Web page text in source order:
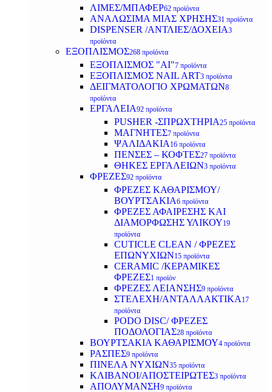
ΛΙΜΕΣ/ΜΠΑΦΕΡ62 προϊόντα
ΑΝΑΛΩΣΙΜΑ ΜΙΑΣ ΧΡΗΣΗΣ31 προϊόντα
DISPENSER /ΑΝΤΛΙΕΣ/ΔΟΧΕΙΑ3
προϊόντα
ΕΞΟΠΛΙΣΜΟΣ268 προϊόντα
ΕΞΟΠΛΙΣΜΟΣ "AI"7 προϊόντα
ΕΞΟΠΛΙΣΜΟΣ NAIL ART3 προϊόντα
ΔΕΙΓΜΑΤΟΛΟΓΙΟ ΧΡΩΜΑΤΩΝ8
προϊόντα
ΕΡΓΑΛΕΙΑ92 προϊόντα
PUSHER -ΣΠΡΩΧΤΗΡΙΑ25 προϊόντα
ΜΑΓΝΗΤΕΣ7 προϊόντα
ΨΑΛΙΔΑΚΙΑ 16 προϊόντα
ΠΕΝΣΕΣ – ΚΟΦΤΕΣ27 προϊόντα
ΘΗΚΕΣ ΕΡΓΑΛΕΙΩΝ3 προϊόντα
ΦΡΕΖΕΣ92 προϊόντα
ΦΡΕΖΕΣ ΚΑΘΑΡΙΣΜΟΥ/
ΒΟΥΡΤΣΑΚΙΑ6 προϊόντα
ΦΡΕΖΕΣ ΑΦΑΙΡΕΣΗΣ ΚΑΙ
ΔΙΑΜΟΡΦΩΣΗΣ ΥΛΙΚΟΥ19
προϊόντα
CUTICLE CLEAN / ΦΡΕΖΕΣ
ΕΠΩΝΥΧΙΩΝ15 προϊόντα
CERAMIC /ΚΕΡΑΜΙΚΕΣ
ΦΡΕΖΕΣ1 προϊόν
ΦΡΕΖΕΣ ΛΕΙΑΝΣΗΣ9 προϊόντα
ΣΤΕΛΕΧΗ/ΑΝΤΑΛΛΑΚΤΙΚΑ 17
προϊόντα
PODO DISC/ ΦΡΕΖΕΣ
ΠΟΔΟΛΟΓΙΑΣ28 προϊόντα
ΒΟΥΡΤΣΑΚΙΑ ΚΑΘΑΡΙΣΜΟΥ4 προϊόντα
ΡΑΣΠΕΣ9 προϊόντα
ΠΙΝΕΛΑ ΝΥΧΙΩΝ35 προϊόντα
ΚΛΙΒΑΝΟΙ/ΑΠΟΣΤΕΙΡΩΤΕΣ3 προϊόντα
ΑΠΟΛΥΜΑΝΣΗ9 προϊόντα